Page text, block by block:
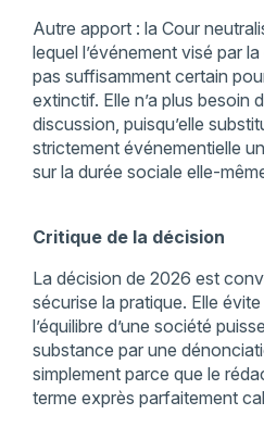
Autre apport : la Cour
lequel l’événement visé par
pas suffisamment certain
extinctif. Elle n’a plus besoin
discussion, puisqu’elle
strictement événementielle
sur la durée sociale elle-
Critique de la décision
La décision de 2026 est
sécurise la pratique. Elle
l’équilibre d’une société
substance par une
simplement parce que le
terme exprès parfaitement